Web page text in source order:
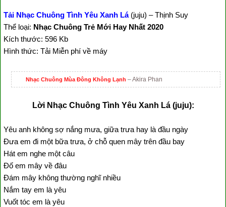
Tải Nhạc Chuông Tình Yêu Xanh Lá(juju) – Thịnh Suy
Thể loại: Nhạc Chuông Trẻ Mới Hay Nhất 2020
Kích thước: 596 Kb
Hình thức: Tải Miễn phí về máy
Nhạc Chuông Mùa Đông Không Lạnh – Akira Phan
Lời Nhạc Chuông Tình Yêu Xanh Lá (juju):
Yêu anh không sợ nắng mưa, giữa trưa hay là đầu ngày
Đưa em đi một bữa trưa, ở chỗ quen mây trên đầu bay
Hát em nghe một câu
Đố em mây về đâu
Đám mây không thường nghĩ nhiều
Nắm tay em là yêu
Vuốt tóc em là yêu